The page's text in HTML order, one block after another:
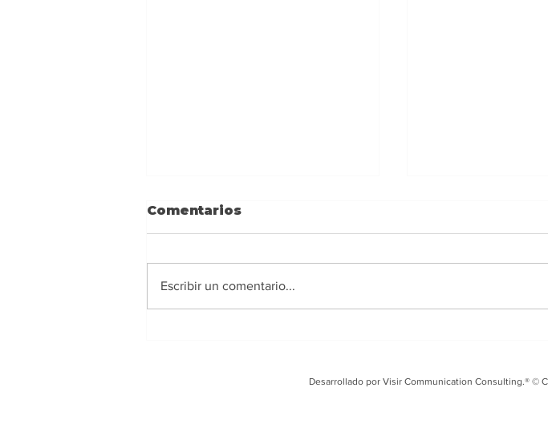
con responsabilidad
banano
Comentarios
Escribir un comentario...
Desarrollado por Visir Communication Consulting.® ©